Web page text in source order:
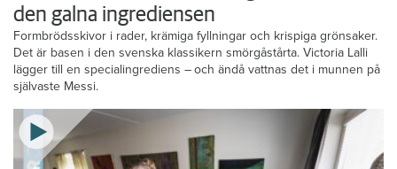
den galna ingrediensen
Formbrödsskivor i rader, krämiga fyllningar och krispiga grönsaker.
Det är basen i den svenska klassikern smörgåstårta. Victoria Lalli
lägger till en specialingrediens – och ändå vattnas det i munnen på
självaste Messi.